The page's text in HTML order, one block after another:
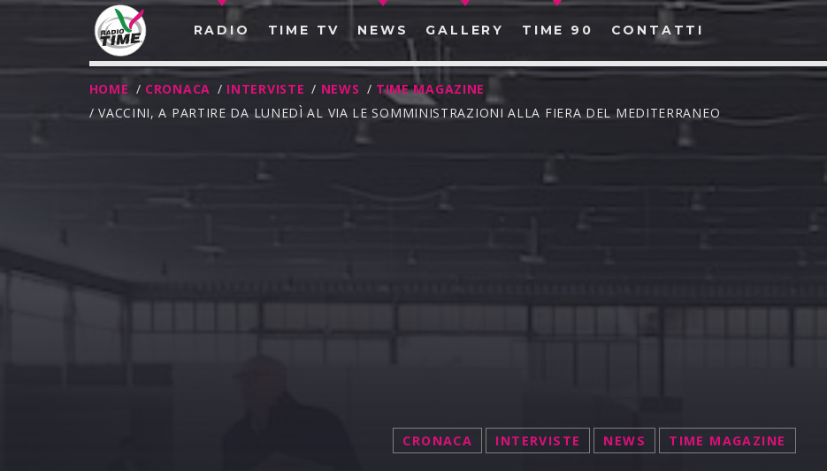
RADIO TIME TV NEWS GALLERY TIME 90 CONTATTI
CERCA NEL SITO WEB:
HOME / CRONACA / INTERVISTE / NEWS / TIME MAGAZINE
/ VACCINI, A PARTIRE DA LUNEDÌ AL VIA LE SOMMINISTRAZIONI ALLA FIERA DEL MEDITERRANEO
CRONACA INTERVISTE NEWS TIME MAGAZINE